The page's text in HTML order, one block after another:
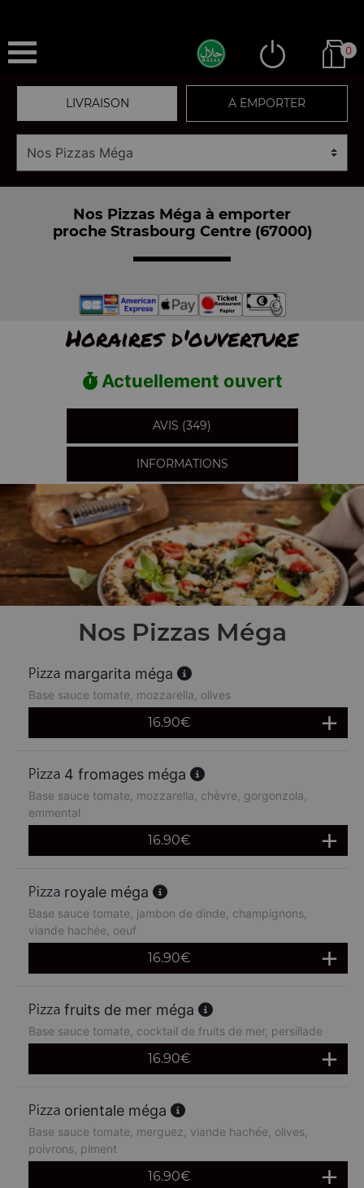
0
LIVRAISON A EMPORTER
Nos Pizzas Méga à emporter
proche Strasbourg Centre (67000)
Horaires d'ouverture
Actuellement ouvert
AVIS (349)
INFORMATIONS
Nos Pizzas Méga
margarita méga
Base sauce tomate, mozzarella, olives
16.90€
4 fromages méga
Base sauce tomate, mozzarella, chèvre, gorgonzola,
emmental
16.90€
royale méga
Base sauce tomate, jambon de dinde, champignons,
viande hachée, oeuf
16.90€
fruits de mer méga
Base sauce tomate, cocktail de fruits de mer, persillade
16.90€
orientale méga
Base sauce tomate, merguez, viande hachée, olives,
poivrons, piment
16.90€